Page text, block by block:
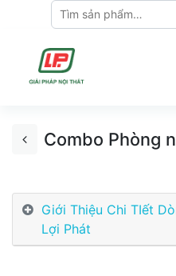
Combo Phòng
Giới Thiệu Chi TIết
Lợi Phát